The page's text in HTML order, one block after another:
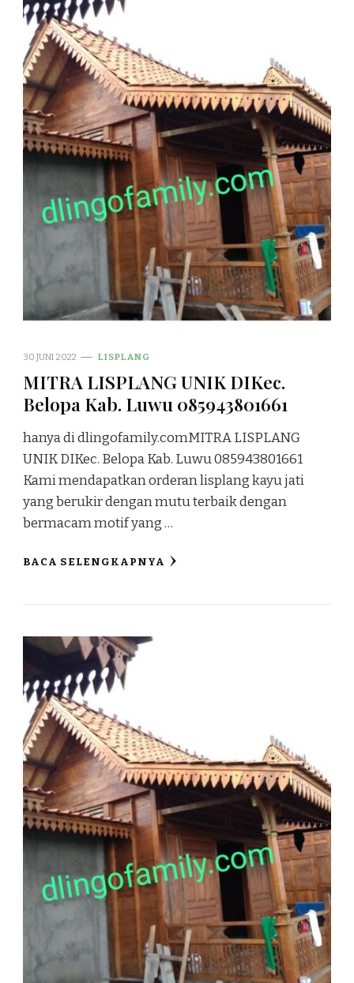
30 JUNI 2022 LISPLANG
MITRA LISPLANG UNIK DIKec.
Belopa Kab. Luwu 085943801661
hanya di dlingofamily.comMITRA LISPLANG
UNIK DIKec. Belopa Kab. Luwu 085943801661
Kami mendapatkan orderan lisplang kayu jati
yang berukir dengan mutu terbaik dengan
bermacam motif yang …
BACA SELENGKAPNYA